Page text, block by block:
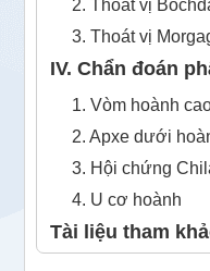
2. Thoát vị
3. Thoát vị
IV. Chẩn đoán
1. Vòm hoành
2. Apxe dưới
3. Hội chứng
4. U cơ hoành
Tài liệu tham